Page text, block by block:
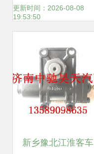
大安全
更新时间：2026-08-08
19:53:50
新乡豫北江淮客车